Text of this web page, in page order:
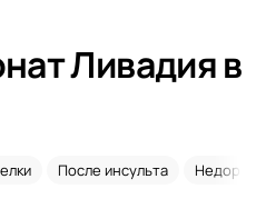
Ливадия в
После инсульта Недорого